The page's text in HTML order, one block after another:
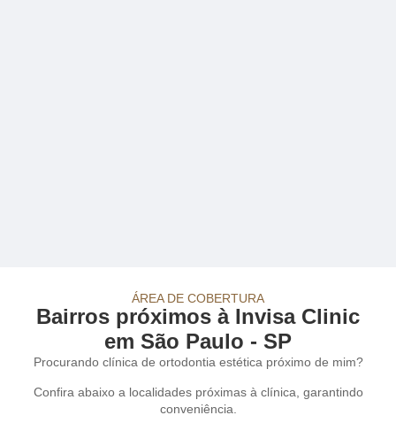
ÁREA DE COBERTURA
Bairros próximos à Invisa Clinic
em São Paulo - SP
Procurando clínica de ortodontia estética próximo de mim?
Confira abaixo a localidades próximas à clínica, garantindo
conveniência.